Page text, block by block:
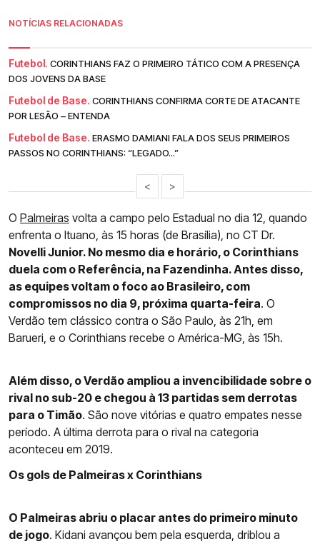
NOTÍCIAS RELACIONADAS
Futebol. CORINTHIANS FAZ O PRIMEIRO TÁTICO COM A PRESENÇA
DOS JOVENS DA BASE
Futebol de Base. CORINTHIANS CONFIRMA CORTE DE ATACANTE
POR LESÃO – ENTENDA
Futebol de Base. ERASMO DAMIANI FALA DOS SEUS PRIMEIROS
PASSOS NO CORINTHIANS: “LEGADO...”
< >
O Palmeiras volta a campo pelo Estadual no dia 12, quando
enfrenta o Ituano, às 15 horas (de Brasília), no CT Dr.
Novelli Junior. No mesmo dia e horário, o Corinthians
duela com o Referência, na Fazendinha. Antes disso,
as equipes voltam o foco ao Brasileiro, com
compromissos no dia 9, próxima quarta-feira. O
Verdão tem clássico contra o São Paulo, às 21h, em
Barueri, e o Corinthians recebe o América-MG, às 15h.
Além disso, o Verdão ampliou a invencibilidade sobre o
rival no sub-20 e chegou à 13 partidas sem derrotas
para o Timão. São nove vitórias e quatro empates nesse
período. A última derrota para o rival na categoria
aconteceu em 2019.
Os gols de Palmeiras x Corinthians
O Palmeiras abriu o placar antes do primeiro minuto
de jogo. Kidani avançou bem pela esquerda, driblou a